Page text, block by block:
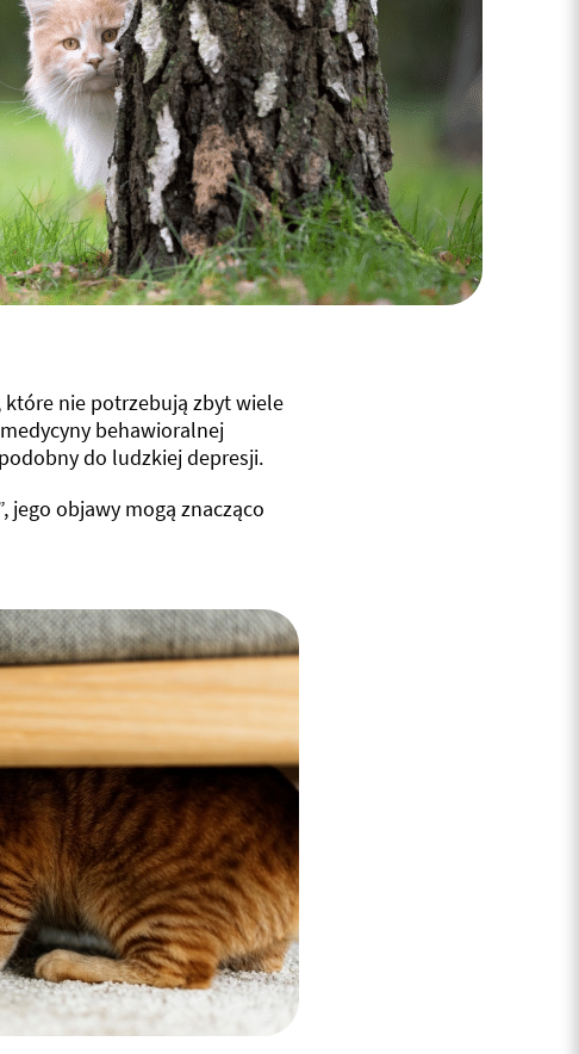
które nie potrzebują zbyt wiele
behawioralnej
do ludzkiej depresji.
jego objawy mogą znacząco